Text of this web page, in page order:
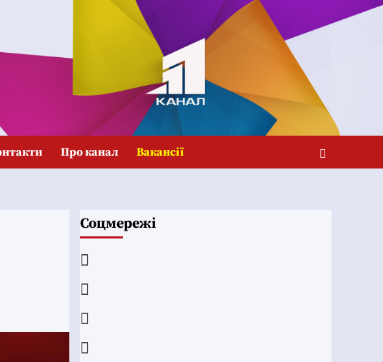
Про канал Вакансії
Соцмережі